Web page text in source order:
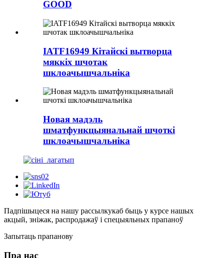
GOOD
IATF16949 Кітайскі вытворца
мяккіх шчотак
шклоачышчальніка
Новая мадэль
шматфункцыянальнай шчоткі
шклоачышчальніка
Падпішыцеся на нашу рассылкукаб быць у курсе нашых
акцый, зніжак, распродажаў і спецыяльных прапаноў
Запытаць прапанову
Пра нас